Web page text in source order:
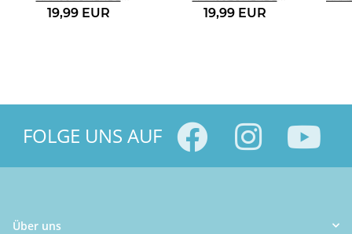
Robuster
19,99 EUR
Pfannenwender mit
19,99 EUR
FOLGE UNS AUF
Über uns